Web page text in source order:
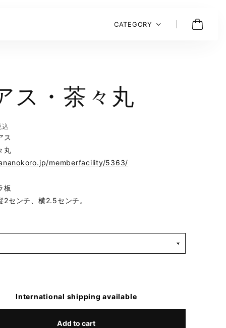
CATEGORY
ス・茶々丸
込
ス
丸
memberfacility/5363/
板
2センチ、横2.5センチ。
International shipping available
Add to cart